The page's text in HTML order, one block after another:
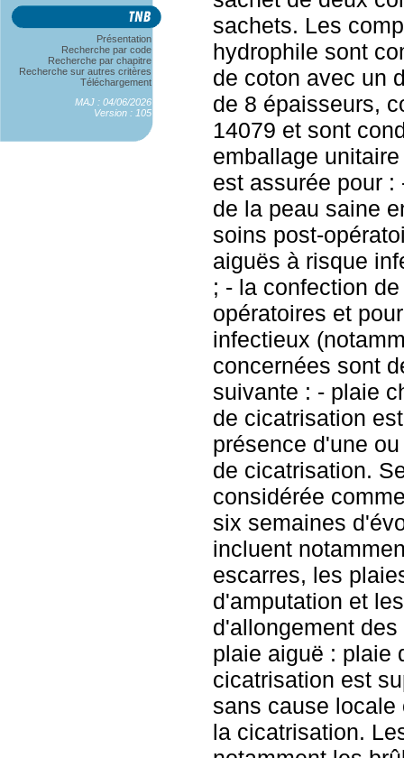
Présentation
Recherche par code
Recherche par chapitre
Recherche sur autres critères
Téléchargement
MAJ : 04/06/2026
Version : 105
sachets. Les
hydrophile sont
de coton avec un
de 8 épaisseurs,
14079 et sont
emballage
est assurée pour
de la peau saine
soins post-
aiguës à risque
; - la confection
opératoires et
infectieux
concernées sont
suivante : - plaie
de cicatrisation
présence d'une
de cicatrisation.
considérée
six semaines
incluent
escarres, les
d'amputation et
d'allongement
plaie aiguë : plaie
cicatrisation est
sans cause locale
la cicatrisation.